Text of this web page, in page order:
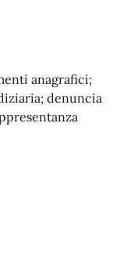
anagrafici;
denuncia